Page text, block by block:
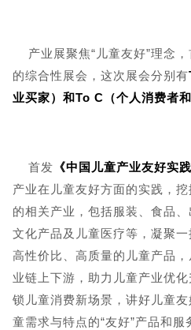
产业展聚焦“儿童友好”理念
的综合性展会，这次展会分别有
业买家）和To C（个人消费者和
首发 《中国儿童产业友好实
产业在儿童友好方面的实践，
的相关产业，包括服装、食品、
文化产品及儿童医疗等，凝聚
高性价比、高质量的儿童产品
业链上下游，助力儿童产业优
锁儿童消费新场景，讲好儿童
童需求与特点的“友好”产品和